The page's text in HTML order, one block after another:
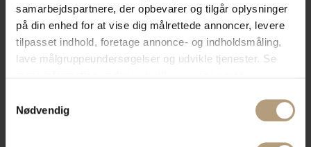
samarbejdspartnere, der opbevarer og tilgår oplysninger
på din enhed for at vise dig målrettede annoncer, levere
tilpasset indhold, foretage annonce- og indholdsmåling,
lave målgruppeundersøgelser og udvikle tjenester. Se
tilbage eller ændre indstillinger fra vores
"Cookiedeklaration", eller ved at trykke på "Privacy
Nødvendig